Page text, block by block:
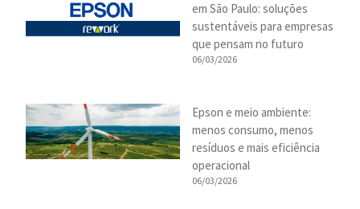
em São Paulo: soluções
sustentáveis para empresas
que pensam no futuro
06/03/2026
Epson e meio ambiente:
menos consumo, menos
resíduos e mais eficiência
operacional
06/03/2026